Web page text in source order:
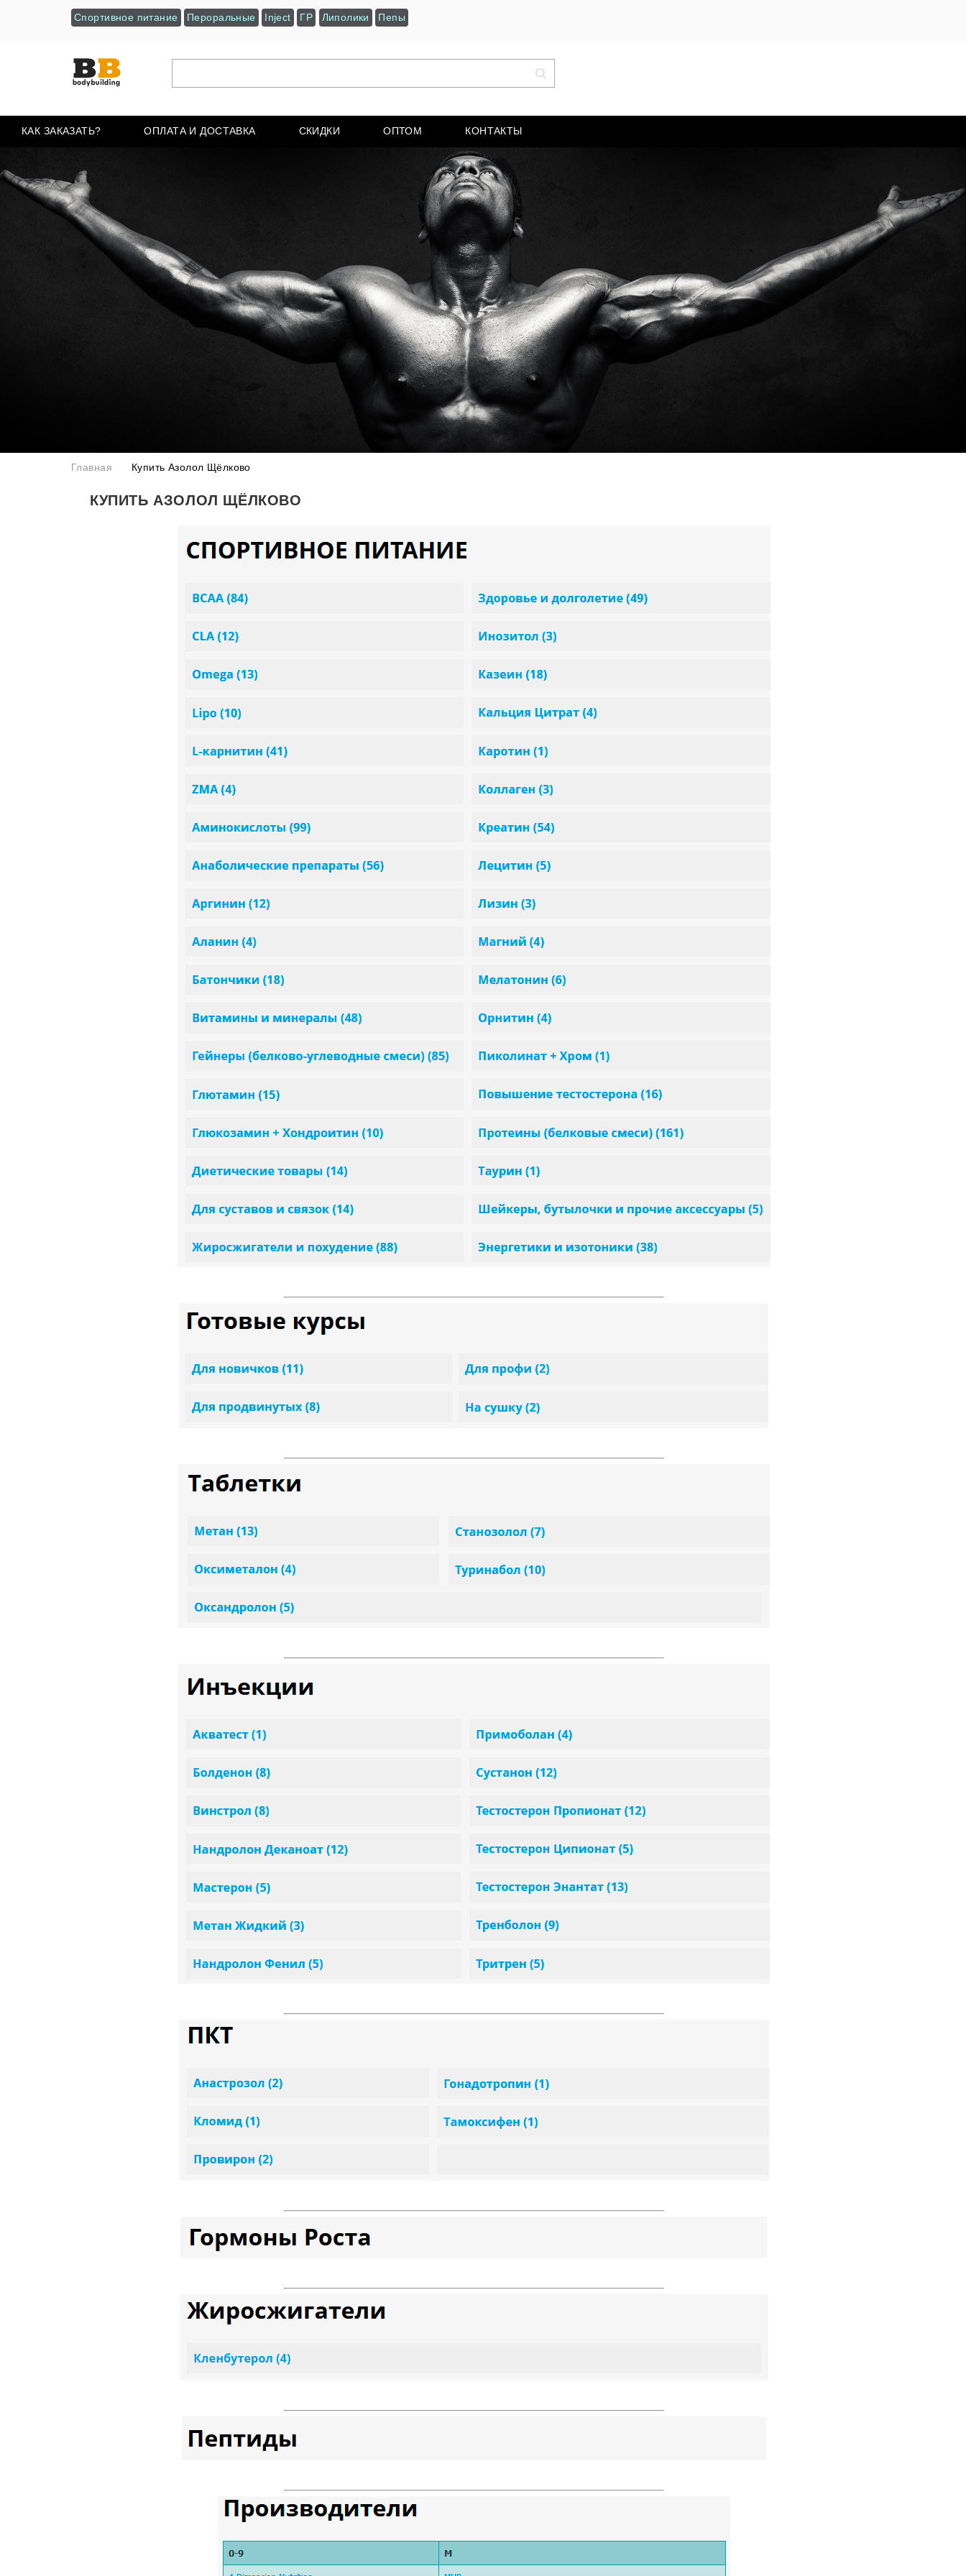
Спортивное питание Пероральные Inject ГР Липолики Пепы
КАК ЗАКАЗАТЬ? ОПЛАТА И ДОСТАВКА СКИДКИ ОПТОМ КОНТАКТЫ
Главная Купить Азолол Щёлково
КУПИТЬ АЗОЛОЛ ЩЁЛКОВО